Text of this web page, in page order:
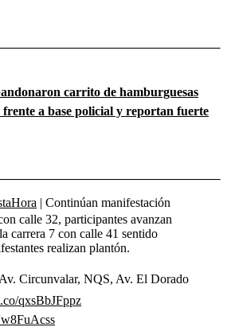
carrito de hamburguesas
frente a base policial y reportan fuerte
| Continúan manifestación
calle 32, participantes avanzan
carrera 7 con calle 41 sentido
realizan plantón.
Circunvalar, NQS, Av. El Dorado
qxsBbJFppz